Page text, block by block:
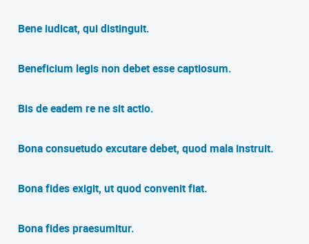
Bene iudicat, qui distinguit.
Beneficium legis non debet esse captiosum.
Bis de eadem re ne sit actio.
Bona consuetudo excutare debet, quod mala instruit.
Bona fides exigit, ut quod convenit fiat.
Bona fides praesumitur.